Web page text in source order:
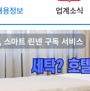
용정보 업계소식